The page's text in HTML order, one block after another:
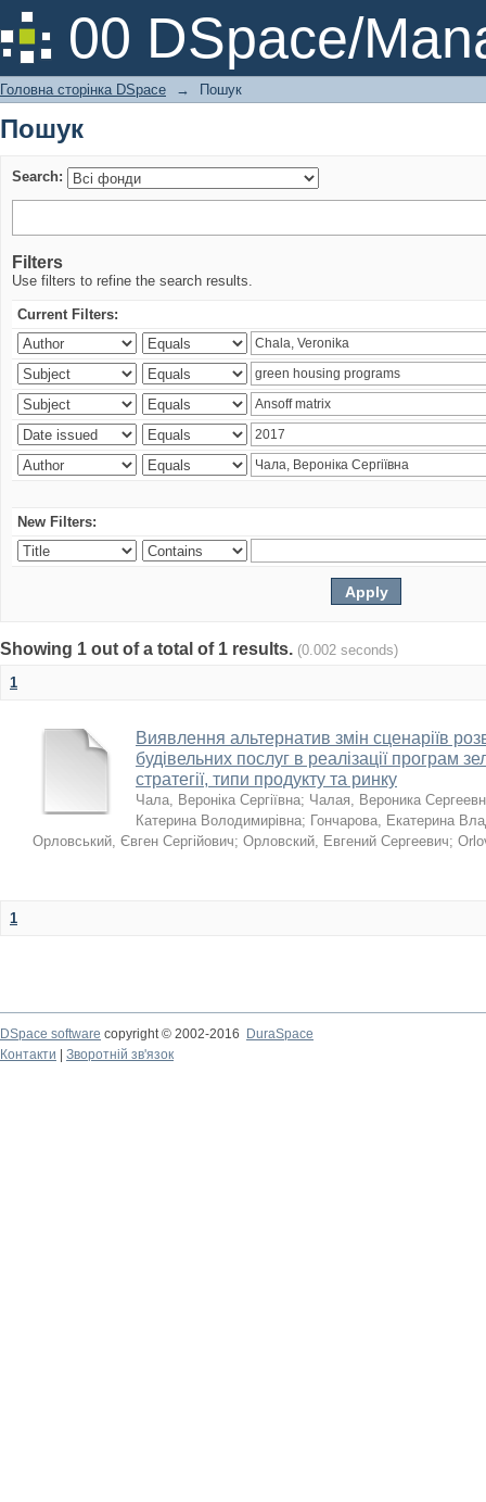
00 DSpace/
Пошук
Головна сторінка DSpace → Пошук
Пошук
Search:
Filters
Use filters to refine the search results.
Current Filters:
New Filters:
Showing 1 out of a total of 1 results. (0.002 seconds)
1
Виявлення альтернатив змін сценаріїв
будівельних послуг в реалізації програм
стратегії, типи продукту та ринку
Чала, Вероніка Сергіївна; Чалая, Вероника
Катерина Володимирівна; Гончарова, Екатерина
Орловський, Євген Сергійович; Орловский, Евгений Сергеевич;
1
DSpace software copyright © 2002-2016
DuraSpace
Контакти
Зворотній зв'язок